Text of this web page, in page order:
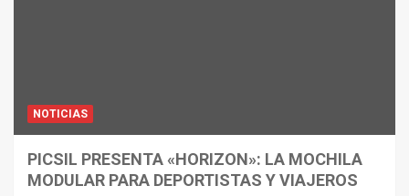
NOTICIAS
PICSIL PRESENTA «HORIZON»: LA MOCHILA
MODULAR PARA DEPORTISTAS Y VIAJEROS